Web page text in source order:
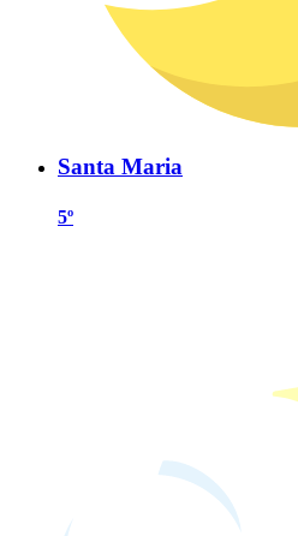
Santa Maria
5º